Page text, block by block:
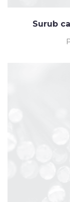
Surub